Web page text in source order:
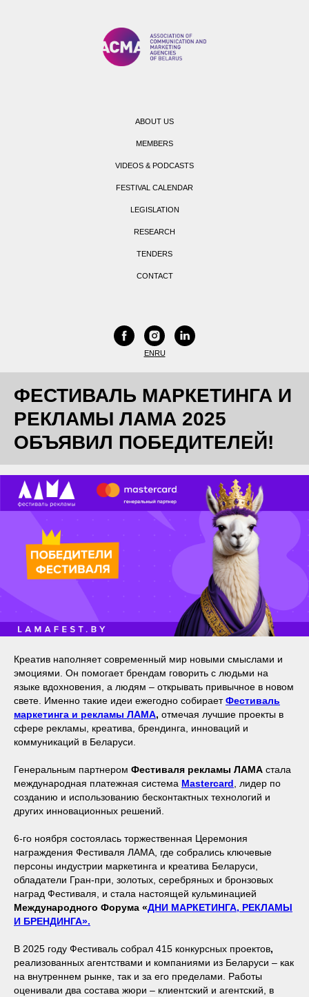
ABOUT US
MEMBERS
VIDEOS & PODCASTS
FESTIVAL CALENDAR
LEGISLATION
RESEARCH
TENDERS
CONTACT
ENRU
ФЕСТИВАЛЬ МАРКЕТИНГА И
РЕКЛАМЫ ЛАМА 2025
ОБЪЯВИЛ ПОБЕДИТЕЛЕЙ!
Креатив наполняет современный мир новыми смыслами и
эмоциями. Он помогает брендам говорить с людьми на
языке вдохновения, а людям – открывать привычное в новом
свете. Именно такие идеи ежегодно собираетФестиваль
маркетинга и рекламы ЛАМА, отмечая лучшие проекты в
сфере рекламы, креатива, брендинга, инноваций и
коммуникаций в Беларуси.
Генеральным партнером Фестиваля рекламы ЛАМА стала
международная платежная система Mastercard , лидер по
созданию и использованию бесконтактных технологий и
других инновационных решений.
6-го ноября состоялась торжественная Церемония
награждения Фестиваля ЛАМА, где собрались ключевые
персоны индустрии маркетинга и креатива Беларуси,
обладатели Гран-при, золотых, серебряных и бронзовых
наград Фестиваля, и стала настоящей кульминацией
Международного Форума «ДНИ МАРКЕТИНГА, РЕКЛАМЫ
И БРЕНДИНГА».
В 2025 году Фестиваль собрал 415 конкурсных проектов,
реализованных агентствами и компаниями из Беларуси – как
на внутреннем рынке, так и за его пределами. Работы
оценивали два состава жюри – клиентский и агентский, в